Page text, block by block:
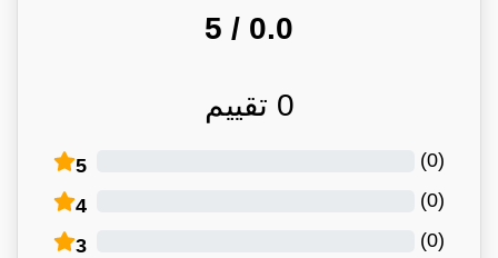
0.0
/ 5
0 تقييم
5 (
0
)
4 (
0
)
3 (
0
)